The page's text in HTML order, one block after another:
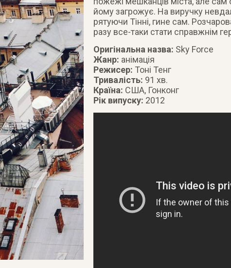
йому загрожує. На виручку
рятуючи Тінні, гине сам.
разу все-таки стати справжнім
Оригінальна назва: Sky Force
Жанр: анімація
Режисер: Тоні Тенг
Тривалість: 91 хв.
Країна: США, Гонконг
Рік випуску: 2012